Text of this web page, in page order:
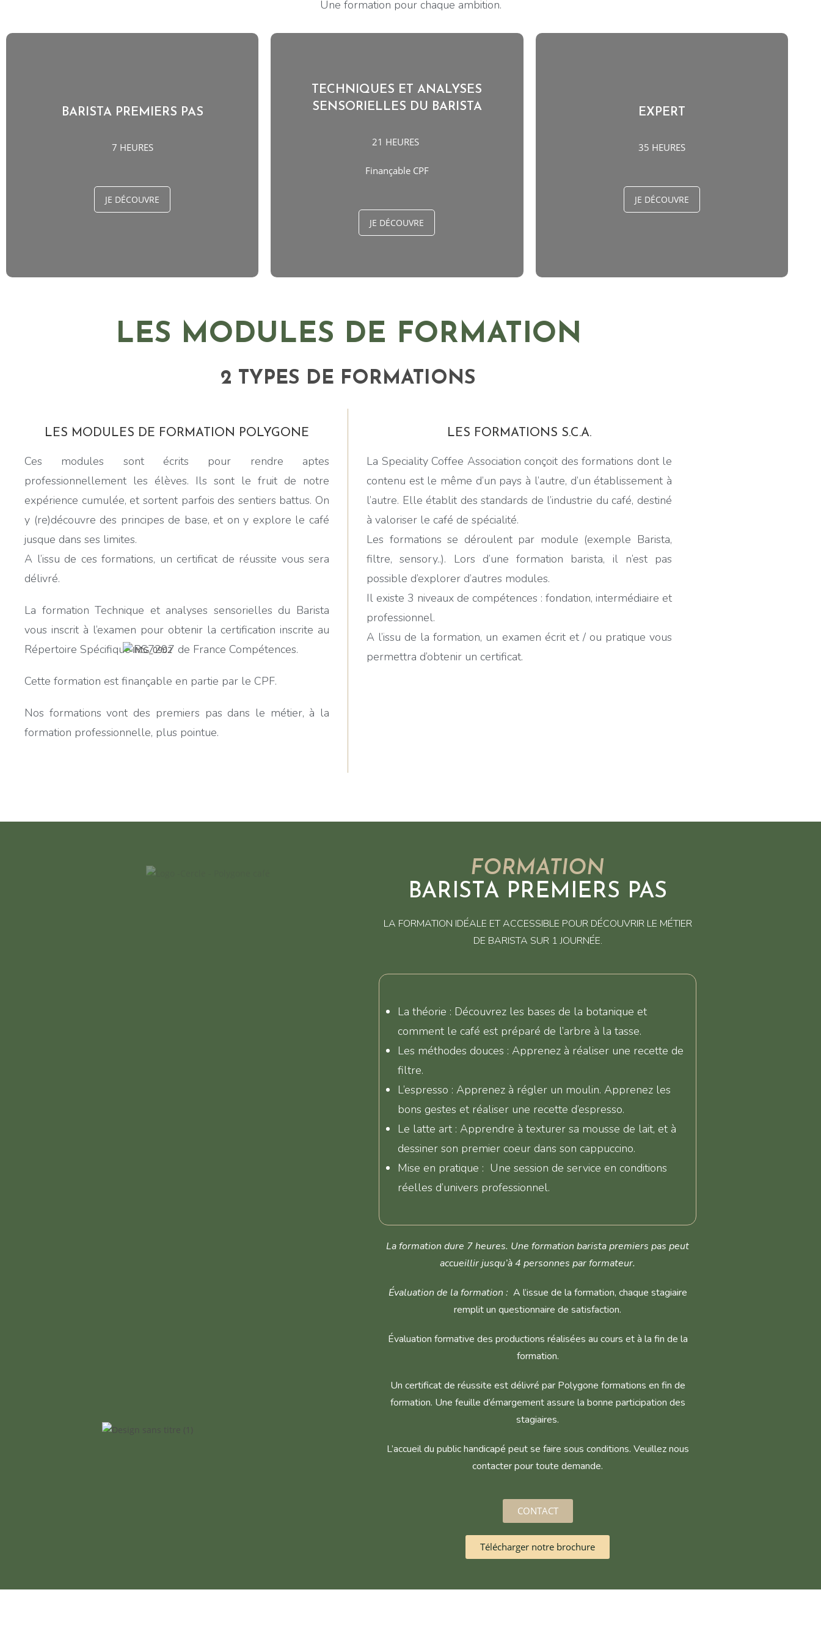
Une formation pour chaque ambition.
BARISTA PREMIERS PAS
7 HEURES
JE DÉCOUVRE
TECHNIQUES ET ANALYSES
SENSORIELLES DU BARISTA
21 HEURES
Finançable CPF
JE DÉCOUVRE
EXPERT
35 HEURES
JE DÉCOUVRE
LES MODULES DE FORMATION
2 TYPES DE FORMATIONS
LES MODULES DE FORMATION POLYGONE
Ces modules sont écrits pour rendre aptes
professionnellement les élèves. Ils sont le fruit de notre
expérience cumulée, et sortent parfois des sentiers battus. On
y (re)découvre des principes de base, et on y explore le café
jusque dans ses limites.
A l’issu de ces formations, un certificat de réussite vous sera
délivré.
La formation Technique et analyses sensorielles du Barista
vous inscrit à l’examen pour obtenir la certification inscrite au
Répertoire Spécifique RS7297 de France Compétences.
Cette formation est finançable en partie par le CPF.
Nos formations vont des premiers pas dans le métier, à la
formation professionnelle, plus pointue.
LES FORMATIONS S.C.A.
La Speciality Coffee Association conçoit des formations dont le
contenu est le même d’un pays à l’autre, d’un établissement à
l’autre. Elle établit des standards de l’industrie du café, destiné
à valoriser le café de spécialité.
Les formations se déroulent par module (exemple Barista,
filtre, sensory..). Lors d’une formation barista, il n’est pas
possible d’explorer d’autres modules.
Il existe 3 niveaux de compétences : fondation, intermédiaire et
professionnel.
A l’issu de la formation, un examen écrit et / ou pratique vous
permettra d’obtenir un certificat.
FORMATION
BARISTA PREMIERS PAS
LA FORMATION IDÉALE ET ACCESSIBLE POUR DÉCOUVRIR LE MÉTIER
DE BARISTA SUR 1 JOURNÉE.
La théorie : Découvrez les bases de la botanique et
comment le café est préparé de l’arbre à la tasse.
Les méthodes douces : Apprenez à réaliser une recette de
filtre.
L’espresso : Apprenez à régler un moulin. Apprenez les
bons gestes et réaliser une recette d’espresso.
Le latte art : Apprendre à texturer sa mousse de lait, et à
dessiner son premier coeur dans son cappuccino.
Mise en pratique : Une session de service en conditions
réelles d’univers professionnel.
La formation dure 7 heures. Une formation barista premiers pas peut
accueillir jusqu’à 4 personnes par formateur.
Évaluation de la formation : A l’issue de la formation, chaque stagiaire
remplit un questionnaire de satisfaction.
Évaluation formative des productions réalisées au cours et à la fin de la
formation.
Un certificat de réussite est délivré par Polygone formations en fin de
formation. Une feuille d’émargement assure la bonne participation des
stagiaires.
L’accueil du public handicapé peut se faire sous conditions. Veuillez nous
contacter pour toute demande.
CONTACT
Télécharger notre brochure